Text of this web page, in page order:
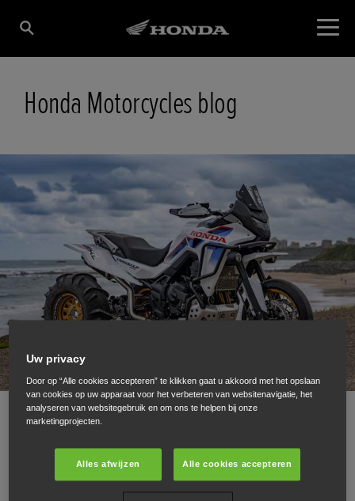
Honda Motorcycles blog
26.06.26
De unieke Honda ATC750 op
Wheels & Waves
Uw privacy
Door op “Alle cookies accepteren” te klikken gaat u akkoord met het opslaan
van cookies op uw apparaat voor het verbeteren van websitenavigatie, het
analyseren van websitegebruik en om ons te helpen bij onze
marketingprojecten.
Alles afwijzen Alle cookies accepteren